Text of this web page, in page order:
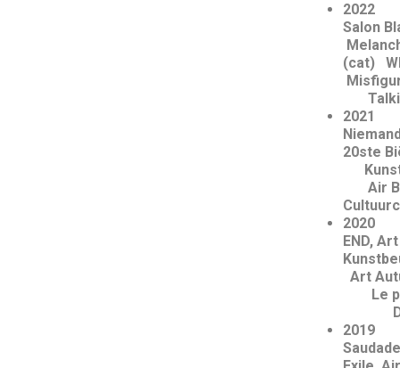
(cat)
2021
20ste
Air
END,
Art
Le
De
2019